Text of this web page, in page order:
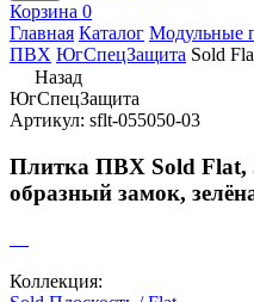
Корзина 0
Главная Каталог Модульные
ПВХ ЮгСпецЗащита Sold
Назад
ЮгСпецЗащита
Артикул: sflt-055050-03
Плитка ПВХ Sold Flat,
образный замок,
Коллекция: